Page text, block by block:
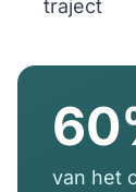
traject
van het